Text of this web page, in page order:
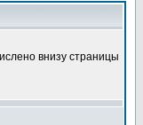
внизу страницы